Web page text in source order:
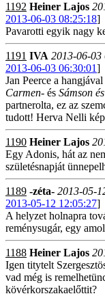
1192 Heiner Lajos
2013-06-03 08:25:18]
Pavarotti egyik nagy
1191 IVA 2013-06-03
2013-06-03 06:30:01]
Jan Peerce a
Carmen- és Sámson
partnerolta, ez az
tudott! Herva Nelli
1190 Heiner Lajos
Egy Adonis, hát az
születésnapját
1189 -zéta- 2013-05-
2013-05-12 12:05:27]
A helyzet holnapra
reménysugár, egy
1188 Heiner Lajos
Igen titytelt
vad még is
kövérkorszakaelőttit?